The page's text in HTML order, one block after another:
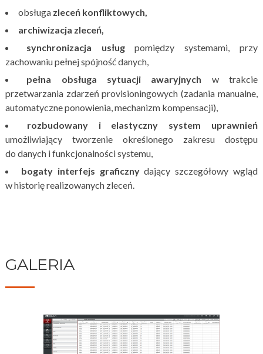
obsługazleceń konfliktowych,
archiwizacja zleceń,
synchronizacja usługpomiędzy systemami, przy
zachowaniu pełnej spójność danych,
pełna obsługa sytuacji awaryjnych w trakcie
przetwarzania zdarzeń provisioningowych (zadania manualne,
automatyczne ponowienia, mechanizm kompensacji),
rozbudowany i elastyczny system uprawnień
umożliwiający tworzenie określonego zakresu dostępu
do danych i funkcjonalności systemu,
bogaty interfejs graficznydający szczegółowy wgląd
w historię realizowanych zleceń.
GALERIA